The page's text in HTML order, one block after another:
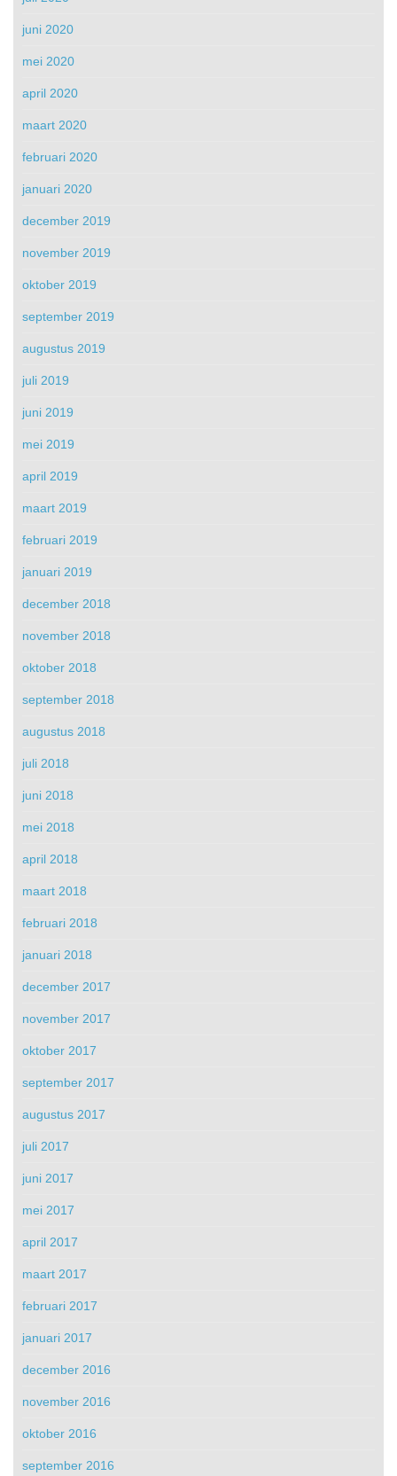
juni 2020
mei 2020
april 2020
maart 2020
februari 2020
januari 2020
december 2019
november 2019
oktober 2019
september 2019
augustus 2019
juli 2019
juni 2019
mei 2019
april 2019
maart 2019
februari 2019
januari 2019
december 2018
november 2018
oktober 2018
september 2018
augustus 2018
juli 2018
juni 2018
mei 2018
april 2018
maart 2018
februari 2018
januari 2018
december 2017
november 2017
oktober 2017
september 2017
augustus 2017
juli 2017
juni 2017
mei 2017
april 2017
maart 2017
februari 2017
januari 2017
december 2016
november 2016
oktober 2016
september 2016